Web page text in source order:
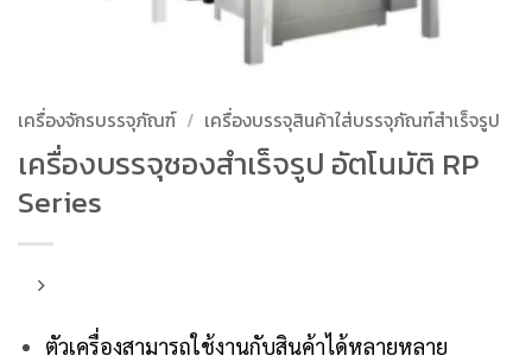
เครื่องจักรบรรจุภัณฑ์ / เครื่องบรรจุสินค้าใส่บรรจุภัณฑ์สำเร็จรูป
เครื่องบรรจุซองสำเร็จรูป อัตโนมัติ RP
Series
ตัวเครื่องสามารถใช้งานกับสินค้าได้หลายหลาย